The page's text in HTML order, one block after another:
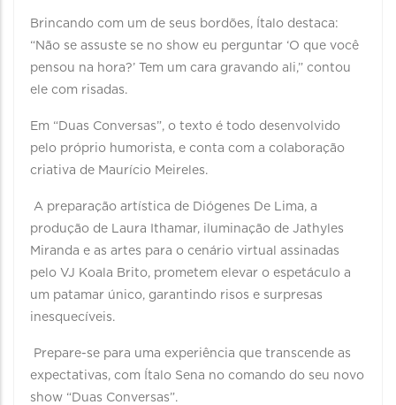
Brincando com um de seus bordões, Ítalo destaca:
“Não se assuste se no show eu perguntar ‘O que você
pensou na hora?’ Tem um cara gravando ali,” contou
ele com risadas.
Em “Duas Conversas”, o texto é todo desenvolvido
pelo próprio humorista, e conta com a colaboração
criativa de Maurício Meireles.
A preparação artística de Diógenes De Lima, a
produção de Laura Ithamar, iluminação de Jathyles
Miranda e as artes para o cenário virtual assinadas
pelo VJ Koala Brito, prometem elevar o espetáculo a
um patamar único, garantindo risos e surpresas
inesquecíveis.
Prepare-se para uma experiência que transcende as
expectativas, com Ítalo Sena no comando do seu novo
show “Duas Conversas”.